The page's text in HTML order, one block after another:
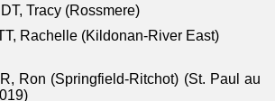
Tracy (Rossmere)
Rachelle (Kildonan-River East)
Ron (Springfield-Ritchot) (St. Paul au